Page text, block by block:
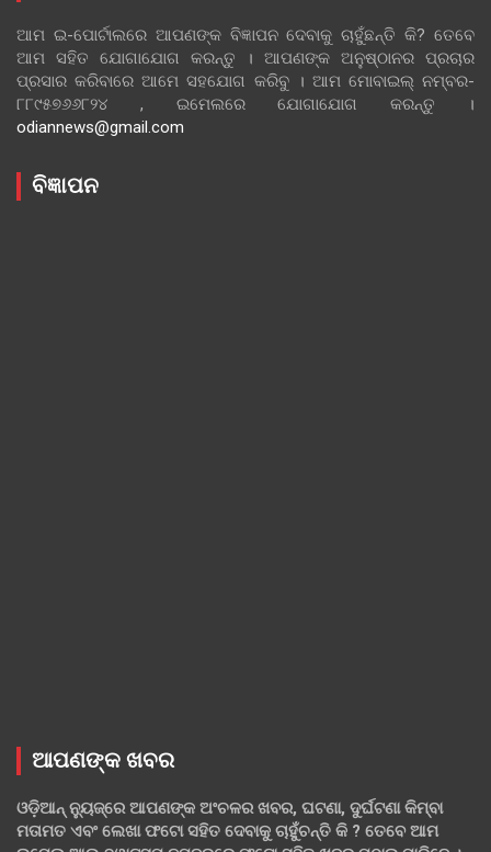
ଆମ ଇ-ପୋର୍ଟାଲରେ ଆପଣଙ୍କ ବିଜ୍ଞାପନ ଦେବାକୁ ଚାହୁଁଛନ୍ତି କି? ତେବେ
ଆମ ସହିତ ଯୋଗାଯୋଗ କରନ୍ତୁ । ଆପଣଙ୍କ ଅନୁଷ୍ଠାନର ପ୍ରଚାର
ପ୍ରସାର କରିବାରେ ଆମେ ସହଯୋଗ କରିବୁ । ଆମ ମୋବାଇଲ୍ ନମ୍ବର-
୮୮୯୫୭୬୬୮୨୪ , ଇମେଲରେ ଯୋଗାଯୋଗ କରନ୍ତୁ ।
odiannews@gmail.com
ବିଜ୍ଞାପନ
ଆପଣଙ୍କ ଖବର
ଓଡ଼ିଆନ୍ ନ୍ୟୁଜ୍‌ରେ ଆପଣଙ୍କ ଅଂଚଳର ଖବର, ଘଟଣା, ଦୁର୍ଘଟଣା କିମ୍ବା
ମତାମତ ଏବଂ ଲେଖା ଫଟୋ ସହିତ ଦେବାକୁ ଚାହୁଁଚନ୍ତି କି ? ତେବେ ଆମ